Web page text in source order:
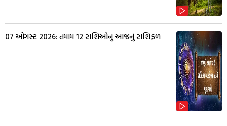
07 ઓગસ્ટ 2026: તમામ 12 રાશિઓનું આજનું રાશિફળ